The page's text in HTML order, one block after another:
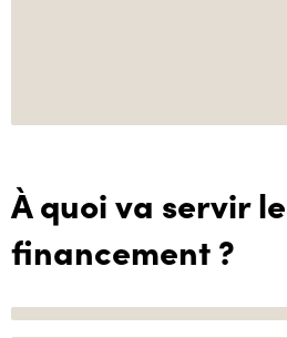
À quoi va servir le
financement ?